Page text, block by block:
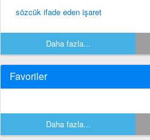
sözcük ifade eden işaret
Daha fazla...
Favoriler
Daha fazla...